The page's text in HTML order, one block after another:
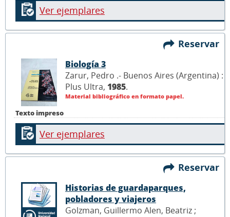
Ver ejemplares
Reservar
Texto impreso
Biología 3
Zarur, Pedro .- Buenos Aires (Argentina) :
Plus Ultra, 1985.
Material bibliográfico en formato papel.
Ver ejemplares
Reservar
Historias de guardaparques,
pobladores y viajeros
Golzman, Guillermo Alen, Beatriz ;